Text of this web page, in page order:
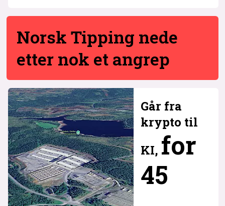
Norsk Tipping nede
etter nok et angrep
Går fra
krypto til
KI, for
45